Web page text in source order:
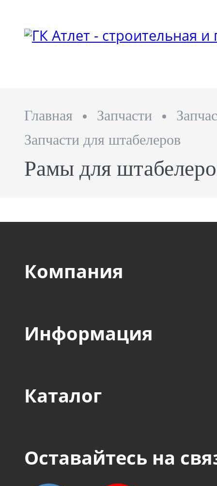
Главная Запчасти
Запчасти для штабелеров
Рамы для
Компания
Информация
Каталог
Оставайтесь на